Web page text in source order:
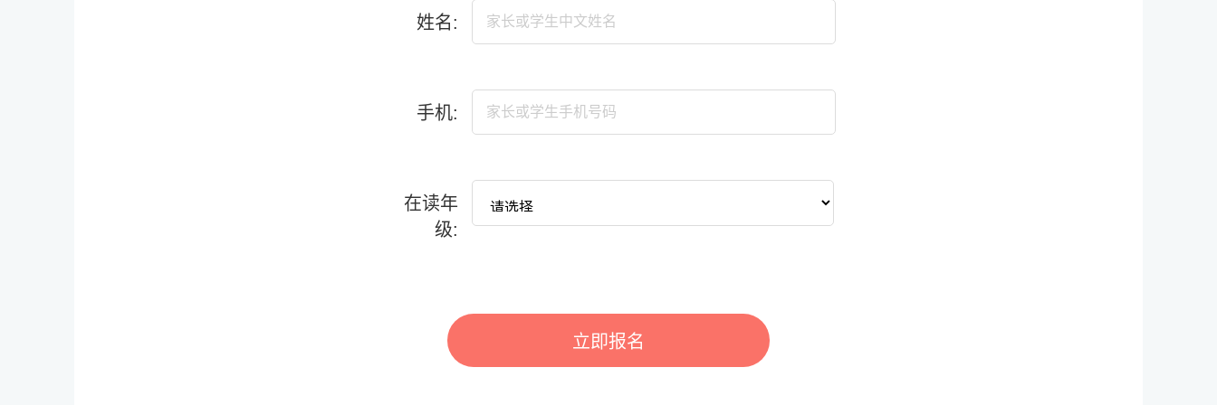
姓名:
手机:
在读年
级:
立即报名